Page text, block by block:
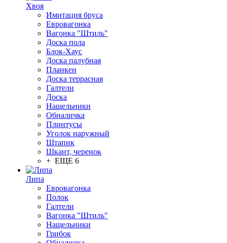
Хвоя
Имитация бруса
Евровагонка
Вагонка "Штиль"
Доска пола
Блок-Хаус
Доска палубная
Планкен
Доска террасная
Галтели
Доска
Нащельники
Обналичка
Плинтусы
Уголок наружный
Штапик
Шкант, черенок
+ ЕЩЕ 6
Липа
Евровагонка
Полок
Галтели
Вагонка "Штиль"
Нащельники
Грибок